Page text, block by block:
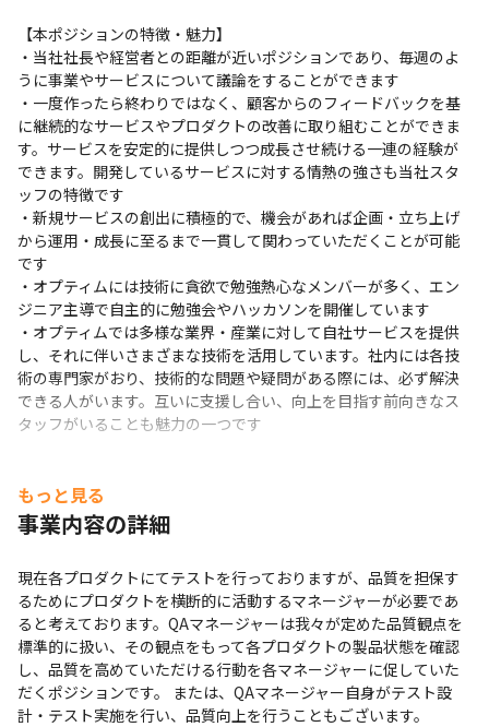
Selenium
WebRTC
支給PC
現場で選択可能（Windows/Mac）
【本ポジションの特徴・魅力】
・当社社長や経営者との距離が近いポジションであり、毎週のよ
うに事業やサービスについて議論をすることができます
・一度作ったら終わりではなく、顧客からのフィードバックを基
に継続的なサービスやプロダクトの改善に取り組むことができま
す。サービスを安定的に提供しつつ成長させ続ける一連の経験が
できます。開発しているサービスに対する情熱の強さも当社スタ
ッフの特徴です
・新規サービスの創出に積極的で、機会があれば企画・立ち上げ
から運用・成長に至るまで一貫して関わっていただくことが可能
です
・オプティムには技術に貪欲で勉強熱心なメンバーが多く、エン
ジニア主導で自主的に勉強会やハッカソンを開催しています
・オプティムでは多様な業界・産業に対して自社サービスを提供
し、それに伴いさまざまな技術を活用しています。社内には各技
術の専門家がおり、技術的な問題や疑問がある際には、必ず解決
できる人がいます。互いに支援し合い、向上を目指す前向きなス
タッフがいることも魅力の一つです
もっと見る
事業内容の詳細
現在各プロダクトにてテストを行っておりますが、品質を担保す
るためにプロダクトを横断的に活動するマネージャーが必要であ
ると考えております。QAマネージャーは我々が定めた品質観点を
標準的に扱い、その観点をもって各プロダクトの製品状態を確認
し、品質を高めていただける行動を各マネージャーに促していた
だくポジションです。 または、QAマネージャー自身がテスト設
計・テスト実施を行い、品質向上を行うこともございます。